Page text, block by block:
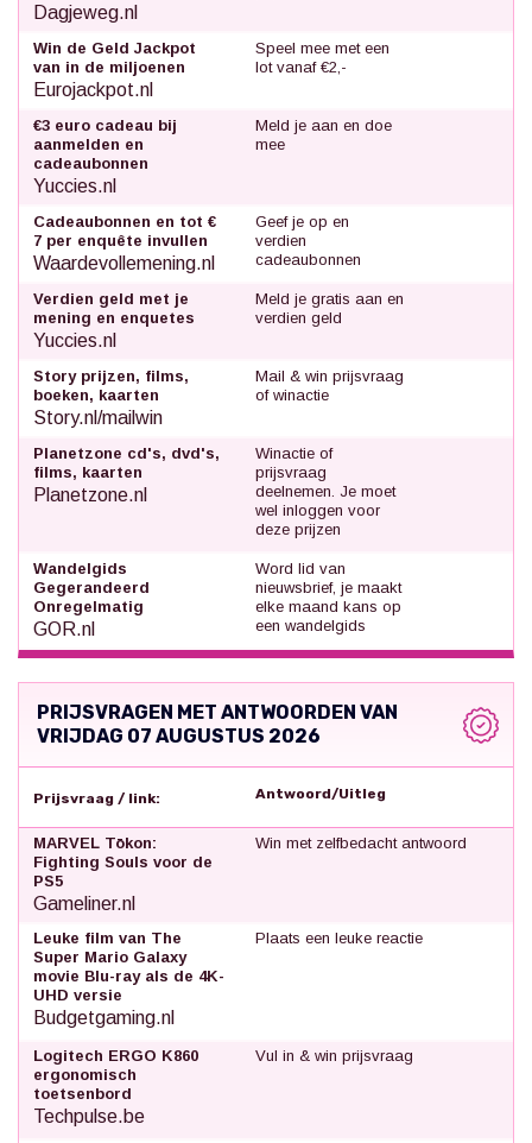
Dagjeweg.nl
Win de Geld Jackpot
van in de miljoenen
Eurojackpot.nl
Speel mee met een
lot vanaf €2,-
€3 euro cadeau bij
aanmelden en
cadeaubonnen
Yuccies.nl
Meld je aan en doe
mee
Cadeaubonnen en tot €
7 per enquête invullen
Waardevollemening.nl
Geef je op en
verdien
cadeaubonnen
Verdien geld met je
mening en enquetes
Yuccies.nl
Meld je gratis aan en
verdien geld
Story prijzen, films,
boeken, kaarten
Story.nl/mailwin
Mail & win prijsvraag
of winactie
Planetzone cd's, dvd's,
films, kaarten
Planetzone.nl
Winactie of
prijsvraag
deelnemen. Je moet
wel inloggen voor
deze prijzen
Wandelgids
Gegerandeerd
Onregelmatig
GOR.nl
Word lid van
nieuwsbrief, je maakt
elke maand kans op
een wandelgids
PRIJSVRAGEN MET ANTWOORDEN VAN
VRIJDAG 07 AUGUSTUS 2026
Prijsvraag / link: Antwoord/Uitleg
MARVEL Tōkon:
Fighting Souls voor de
PS5
Gameliner.nl
Win met zelfbedacht antwoord
Leuke film van The
Super Mario Galaxy
movie Blu-ray als de 4K-
UHD versie
Budgetgaming.nl
Plaats een leuke reactie
Logitech ERGO K860
ergonomisch
toetsenbord
Techpulse.be
Vul in & win prijsvraag